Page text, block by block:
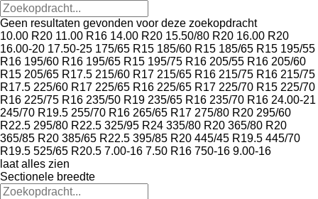
Geen resultaten gevonden voor deze zoekopdracht
10.00 R20 11.00 R16 14.00 R20 15.50/80 R20 16.00 R20
16.00-20 17.50-25 175/65 R15 185/60 R15 185/65 R15 195/55
R16 195/60 R16 195/65 R15 195/75 R16 205/55 R16 205/60
R15 205/65 R17.5 215/60 R17 215/65 R16 215/75 R16 215/75
R17.5 225/60 R17 225/65 R16 225/65 R17 225/70 R15 225/70
R16 225/75 R16 235/50 R19 235/65 R16 235/70 R16 24.00-21
245/70 R19.5 255/70 R16 265/65 R17 275/80 R20 295/60
R22.5 295/80 R22.5 325/95 R24 335/80 R20 365/80 R20
365/85 R20 385/65 R22.5 395/85 R20 445/45 R19.5 445/70
R19.5 525/65 R20.5 7.00-16 7.50 R16 750-16 9.00-16
laat alles zien
Sectionele breedte